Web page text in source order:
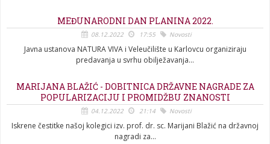
MEĐUNARODNI DAN PLANINA 2022.
08.12.2022 17:55 Novosti
Javna ustanova NATURA VIVA i Veleučilište u Karlovcu organiziraju
predavanja u svrhu obilježavanja...
MARIJANA BLAŽIĆ - DOBITNICA DRŽAVNE NAGRADE ZA
POPULARIZACIJU I PROMIDŽBU ZNANOSTI
04.12.2022 21:14 Novosti
Iskrene čestitke našoj kolegici izv. prof. dr. sc. Marijani Blažić na državnoj
nagradi za...